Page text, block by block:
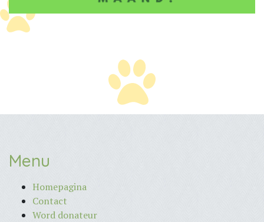
Menu
Homepagina
Contact
Word donateur